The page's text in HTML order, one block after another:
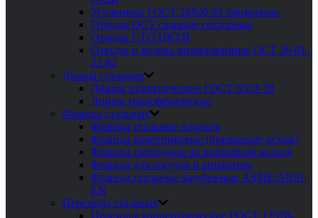
Угольники ГОСТ 22820-83 приварные
Отводы ОСТ сварные секторные
Отводы СТО ЦКТИ
Отводы и колена штампованные ОСТ 26-01-
22-82
Днища стальные
Днища эллиптические ГОСТ 6533-78
Днища торосферические
Фланцы стальные
Фланцы стальные плоские
Фланцы воротниковые (приварные встык)
Фланцы свободные на приварном кольце
Фланцы для сосудов и аппаратов
Фланцы стальные зарубежные ASME/ANSI,
EN
Переходы стальные
Переходы концентрические ГОСТ 17378-